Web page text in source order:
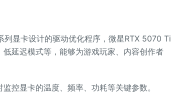
显卡设计的驱动优化程序，微星RTX 5070 Ti
延迟模式等，能够为游戏玩家、内容创作者
显卡的温度、频率、功耗等关键参数。